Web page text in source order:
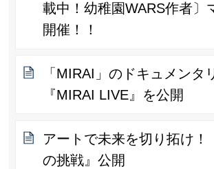
載中！幼稚園WARS作者〕
開催！！
「MIRAI」のドキュメンタ
『MIRAI LIVE』を公開
アートで未来を切り拓け！
の挑戦』公開